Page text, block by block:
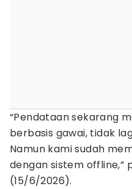
“Pendataan sekarang
berbasis gawai, tidak
Namun kami sudah
dengan sistem offline,”
(15/6/2026).